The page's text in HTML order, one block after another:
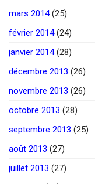
mars 2014(25)
février 2014(24)
janvier 2014(28)
décembre 2013 (26)
novembre 2013 (26)
octobre 2013 (28)
septembre 2013 (25)
août 2013 (27)
juillet 2013 (27)